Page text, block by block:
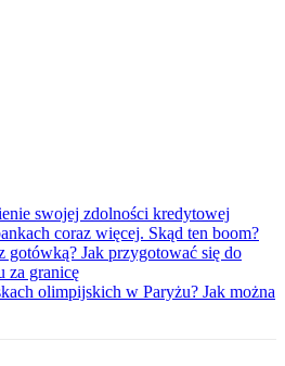
swojej zdolności kredytowej
coraz więcej. Skąd ten boom?
gotówką? Jak przygotować się do
za granicę
olimpijskich w Paryżu? Jak można